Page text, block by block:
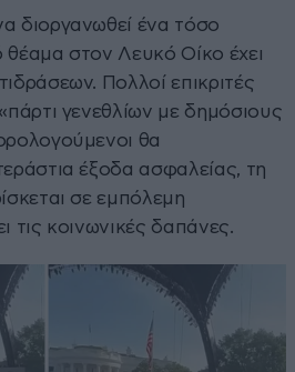
διοργανωθεί ένα τόσο
στον Λευκό Οίκο έχει
Πολλοί επικριτές
γενεθλίων με δημόσιους
θα
έξοδα ασφαλείας, τη
σε εμπόλεμη
τις κοινωνικές δαπάνες.